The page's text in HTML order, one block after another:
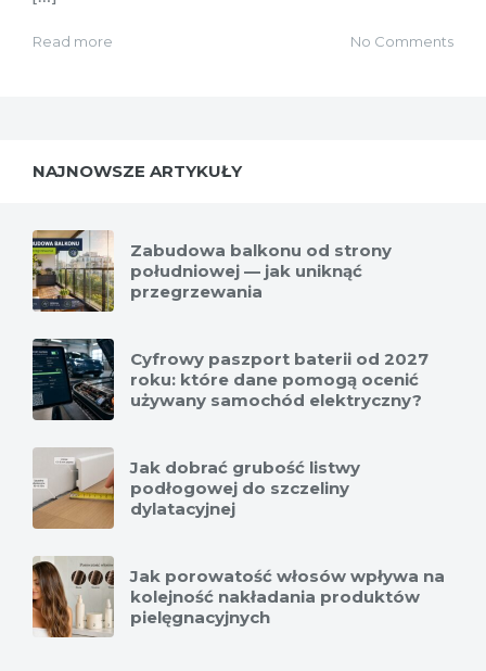
Read more No Comments
NAJNOWSZE ARTYKUŁY
Zabudowa balkonu od strony
południowej — jak uniknąć
przegrzewania
Cyfrowy paszport baterii od 2027
roku: które dane pomogą ocenić
używany samochód elektryczny?
Jak dobrać grubość listwy
podłogowej do szczeliny
dylatacyjnej
Jak porowatość włosów wpływa na
kolejność nakładania produktów
pielęgnacyjnych